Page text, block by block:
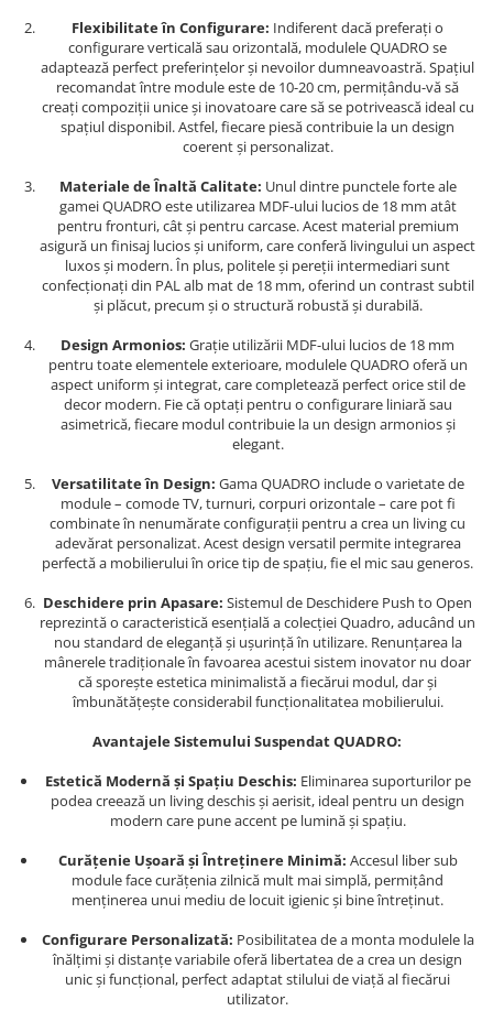
Flexibilitate în Configurare: Indiferent dacă preferați o
configurare verticală sau orizontală, modulele QUADRO se
adaptează perfect preferințelor și nevoilor dumneavoastră. Spațiul
recomandat între module este de 10-20 cm, permițându-vă să
creați compoziții unice și inovatoare care să se potrivească ideal cu
spațiul disponibil. Astfel, fiecare piesă contribuie la un design
coerent și personalizat.
Materiale de Înaltă Calitate: Unul dintre punctele forte ale
gamei QUADRO este utilizarea MDF-ului lucios de 18 mm atât
pentru fronturi, cât și pentru carcase. Acest material premium
asigură un finisaj lucios și uniform, care conferă livingului un aspect
luxos și modern. În plus, politele și pereții intermediari sunt
confecționați din PAL alb mat de 18 mm, oferind un contrast subtil
și plăcut, precum și o structură robustă și durabilă.
Design Armonios: Grație utilizării MDF-ului lucios de 18 mm
pentru toate elementele exterioare, modulele QUADRO oferă un
aspect uniform și integrat, care completează perfect orice stil de
decor modern. Fie că optați pentru o configurare liniară sau
asimetrică, fiecare modul contribuie la un design armonios și
elegant.
Versatilitate în Design: Gama QUADRO include o varietate de
module – comode TV, turnuri, corpuri orizontale – care pot fi
combinate în nenumărate configurații pentru a crea un living cu
adevărat personalizat. Acest design versatil permite integrarea
perfectă a mobilierului în orice tip de spațiu, fie el mic sau generos.
Deschidere prin Apasare: Sistemul de Deschidere Push to Open
reprezintă o caracteristică esențială a colecției Quadro, aducând un
nou standard de eleganță și ușurință în utilizare. Renunțarea la
mânerele tradiționale în favoarea acestui sistem inovator nu doar
că sporește estetica minimalistă a fiecărui modul, dar și
îmbunătățește considerabil funcționalitatea mobilierului.
Avantajele Sistemului Suspendat QUADRO:
Estetică Modernă și Spațiu Deschis: Eliminarea suporturilor pe
podea creează un living deschis și aerisit, ideal pentru un design
modern care pune accent pe lumină și spațiu.
Curățenie Ușoară și Întreținere Minimă: Accesul liber sub
module face curățenia zilnică mult mai simplă, permițând
menținerea unui mediu de locuit igienic și bine întreținut.
Configurare Personalizată: Posibilitatea de a monta modulele la
înălțimi și distanțe variabile oferă libertatea de a crea un design
unic și funcțional, perfect adaptat stilului de viață al fiecărui
utilizator.